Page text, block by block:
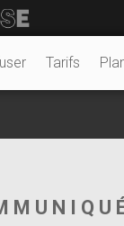
Tarifs